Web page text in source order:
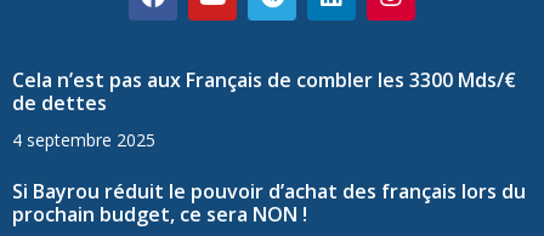
Cela n’est pas aux Français de combler les 3300 Mds/€
de dettes
4 septembre 2025
Si Bayrou réduit le pouvoir d’achat des français lors du
prochain budget, ce sera NON !